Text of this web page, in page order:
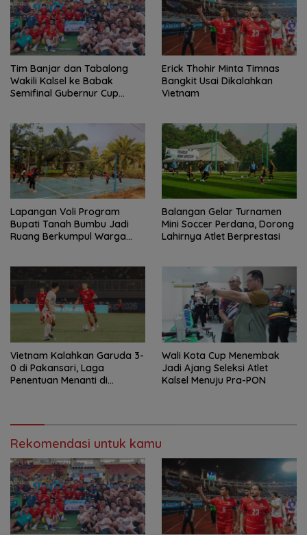
Tim Banjar dan Tabalong
Wakili Kalsel ke Babak
Semifinal Gubernur Cup
Erick Thohir Minta Timnas
Bangkit Usai Dikalahkan
Vietnam
Lapangan Voli Program
Bupati Tanah Bumbu Jadi
Ruang Berkumpul Warga
Balangan Gelar Turnamen
Mini Soccer Perdana, Dorong
Lahirnya Atlet Berprestasi
Vietnam Kalahkan Garuda 3-
0 di Pakansari, Laga
Penentuan Menanti di
Wali Kota Cup Menembak
Jadi Ajang Seleksi Atlet
Kalsel Menuju Pra-PON
Rekomendasi untuk kamu